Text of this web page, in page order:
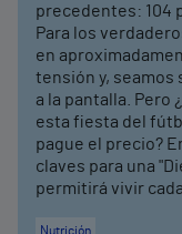
precedentes: 104
Para los
en
tensión y, seamos
a la pantalla. Pero
esta fiesta del
pague el precio?
claves para una
permitirá vivir
Nutrición